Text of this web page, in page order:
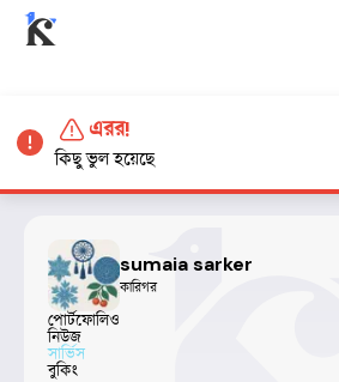
sumaia sarker
কারিগর
পোর্টফোলিও
নিউজ
সার্ভিস
বুকিং
এরর!
কিছু ভুল হয়েছে